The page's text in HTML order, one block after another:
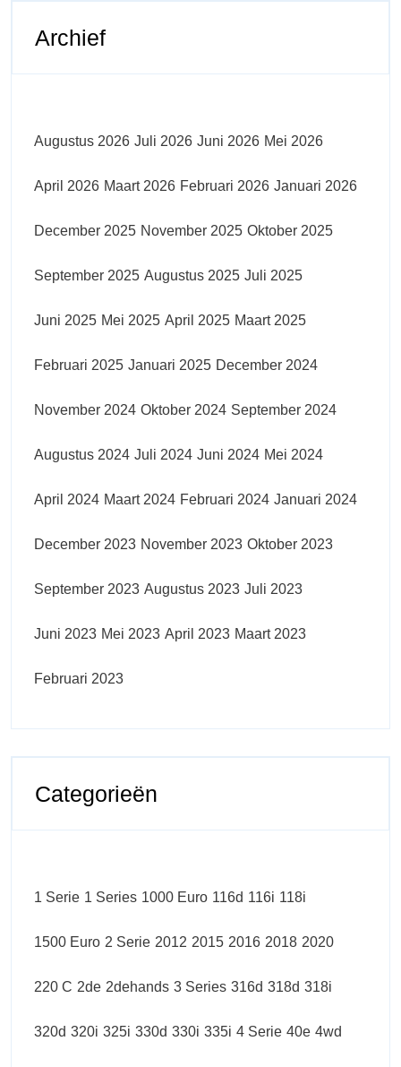
Archief
Augustus 2026 Juli 2026 Juni 2026 Mei 2026
April 2026 Maart 2026 Februari 2026 Januari 2026
December 2025 November 2025 Oktober 2025
September 2025 Augustus 2025 Juli 2025
Juni 2025 Mei 2025 April 2025 Maart 2025
Februari 2025 Januari 2025 December 2024
November 2024 Oktober 2024 September 2024
Augustus 2024 Juli 2024 Juni 2024 Mei 2024
April 2024 Maart 2024 Februari 2024 Januari 2024
December 2023 November 2023 Oktober 2023
September 2023 Augustus 2023 Juli 2023
Juni 2023 Mei 2023 April 2023 Maart 2023
Februari 2023
Categorieën
1 Serie 1 Series 1000 Euro 116d 116i 118i
1500 Euro 2 Serie 2012 2015 2016 2018 2020
220 C 2de 2dehands 3 Series 316d 318d 318i
320d 320i 325i 330d 330i 335i 4 Serie 40e 4wd